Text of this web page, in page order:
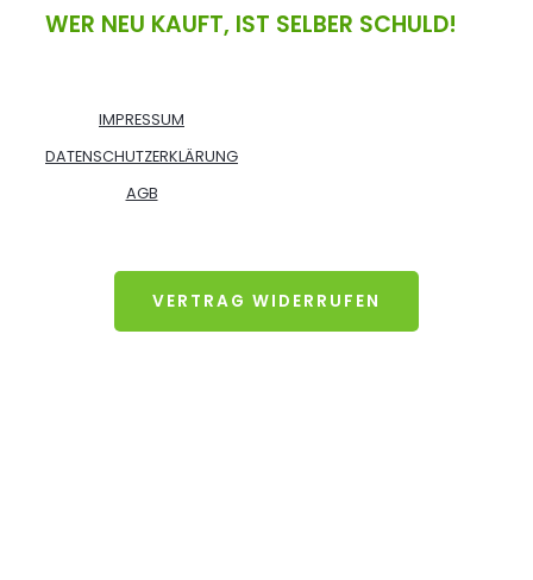
WER NEU KAUFT, IST SELBER SCHULD!
IMPRESSUM
DATENSCHUTZERKLÄRUNG
AGB
VERTRAG WIDERRUFEN